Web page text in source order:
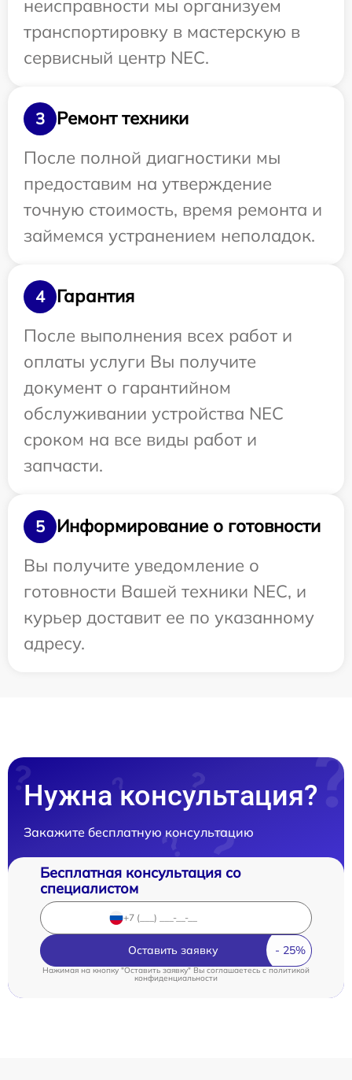
неисправности мы организуем
транспортировку в мастерскую в
сервисный центр NEC.
3
Ремонт техники
После полной диагностики мы
предоставим на утверждение
точную стоимость, время ремонта и
займемся устранением неполадок.
4
Гарантия
После выполнения всех работ и
оплаты услуги Вы получите
документ о гарантийном
обслуживании устройства NEC
сроком на все виды работ и
запчасти.
5
Информирование о готовности
Вы получите уведомление о
готовности Вашей техники NEC, и
курьер доставит ее по указанному
адресу.
Нужна консультация?
Закажите бесплатную консультацию
Бесплатная консультация со
специалистом
Оставить заявку
Нажимая на кнопку "Оставить заявку" Вы соглашаетесь cполитикой
конфиденциальности